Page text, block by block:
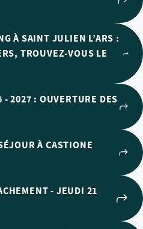
À SAINT JULIEN L’ARS :
TROUVEZ-VOUS LE
- 2027 : OUVERTURE DES
À CASTIONE
- JEUDI 21